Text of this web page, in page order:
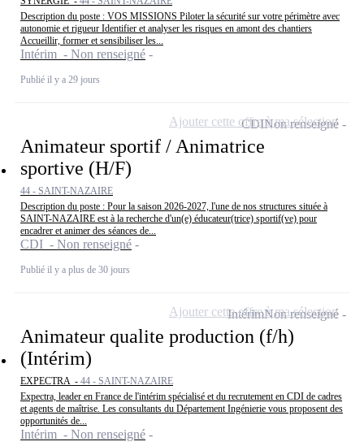
Description du poste : VOS MISSIONS Piloter la sécurité sur votre périmètre avec
autonomie et rigueur Identifier et analyser les risques en amont des chantiers
Accueillir, former et sensibiliser les...
Intérim - Non renseigné
Publié il y a 29 jours
Animateur sportif / Animatrice
sportive (H/F)
44 - SAINT-NAZAIRE
Description du poste : Pour la saison 2026-2027, l'une de nos structures située à
SAINT-NAZAIRE est à la recherche d'un(e) éducateur(trice) sportif(ve) pour
encadrer et animer des séances de...
CDI - Non renseigné
Publié il y a plus de 30 jours
CDINon renseigné
Ajouter cette offre à ma sélection
Animateur qualite production (f/h)
(Intérim)
EXPECTRA - 44 - SAINT-NAZAIRE
Expectra, leader en France de l'intérim spécialisé et du recrutement en CDI de cadres
et agents de maîtrise. Les consultants du Département Ingénierie vous proposent des
opportunités de...
Intérim - Non renseigné
IntérimNon renseigné
Ajouter cette offre à ma sélection